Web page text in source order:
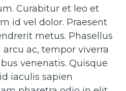
Curabitur et leo et
id vel dolor. Praesent
metus. Phasellus
ac, tempor viverra
venenatis. Quisque
iaculis sapien